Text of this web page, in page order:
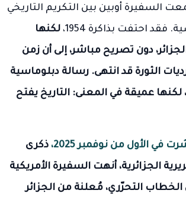
السفيرة أوبين بين التكريم التاريخي
فقد احتفت بذاكرة 1954،
لكنها
دون تصريح مباشر، إلى أن زمن
الثورة قد انتهى. رسالة دبلوماسية
عميقة في المعنى: التاريخ يفتح
في الأول من نوفمبر 2025،
ذكرى
الجزائرية، أنهت السفيرة الأمريكية
التحرّري، مُعلنة من الجزائر